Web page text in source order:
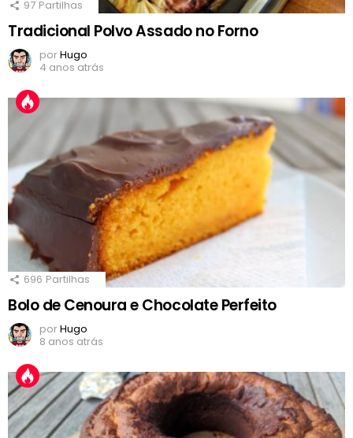
97 Partilhas
Tradicional Polvo Assado no Forno
porHugo
4 anos atrás
696 Partilhas
Bolo de Cenoura e Chocolate Perfeito
porHugo
8 anos atrás